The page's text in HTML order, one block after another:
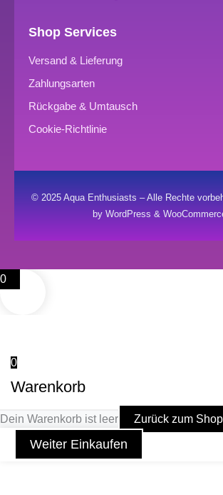
Shop Services
Versand & Lieferung
Zahlungsarten
Rückgabe & Umtausch
Cookie-Richtlinie
© 2025 Aqua Enthusiasts – Alle Rechte
by WordPress &
0
0
Warenkorb
Dein Warenkorb ist leer Zurück zum Shop
Weiter Einkaufen